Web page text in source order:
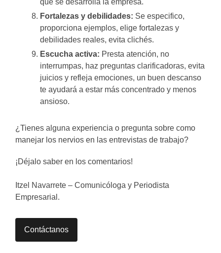
Fortalezas y debilidades: Se especifico,
proporciona ejemplos, elige fortalezas y
debilidades reales, evita clichés.
Escucha activa: Presta atención, no
interrumpas, haz preguntas clarificadoras, evita
juicios y refleja emociones, un buen descanso
te ayudará a estar más concentrado y menos
ansioso.
¿Tienes alguna experiencia o pregunta sobre como
manejar los nervios en las entrevistas de trabajo?
¡Déjalo saber en los comentarios!
Itzel Navarrete – Comunicóloga y Periodista
Empresarial.
Contáctanos